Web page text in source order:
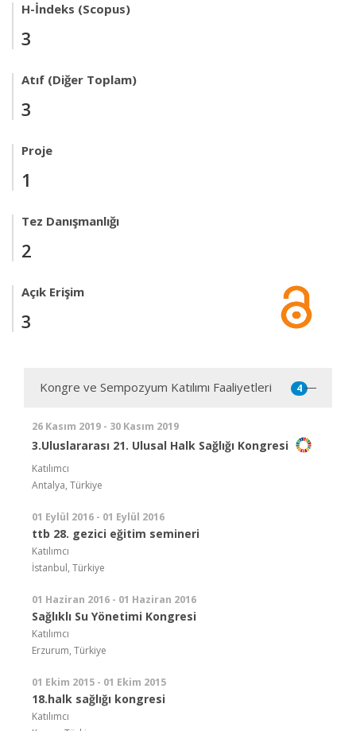
H-İndeks (Scopus)
3
Atıf (Diğer Toplam)
3
Proje
1
Tez Danışmanlığı
2
Açık Erişim
3
Kongre ve Sempozyum Katılımı Faaliyetleri 4
26 Kasım 2019 - 30 Kasım 2019
3.Uluslararası 21. Ulusal Halk Sağlığı Kongresi
Katılımcı
Antalya, Türkiye
01 Eylül 2016 - 01 Eylül 2016
ttb 28. gezici eğitim semineri
Katılımcı
İstanbul, Türkiye
01 Haziran 2016 - 01 Haziran 2016
Sağlıklı Su Yönetimi Kongresi
Katılımcı
Erzurum, Türkiye
01 Ekim 2015 - 01 Ekim 2015
18.halk sağlığı kongresi
Katılımcı